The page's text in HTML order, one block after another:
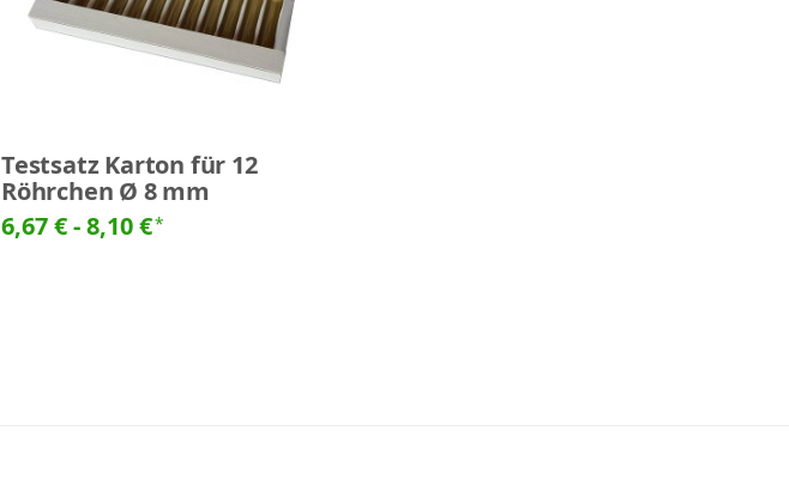
Testsatz Karton für 12
Röhrchen Ø 8 mm
6,67 € -8,10 €*